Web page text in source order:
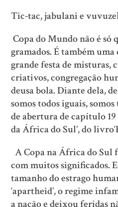
Tic-tac, jabulani e
Copa do Mundo não é só
gramados. É também
grande festa de misturas,
criativos, congregação
deusa bola. Diante dela,
somos todos iguais,
de abertura de capítulo 19
da África do Sul’, do
A Copa na África do
com muitos significados.
tamanho do estrago
‘apartheid’, o regime
a nação e deixou feridas